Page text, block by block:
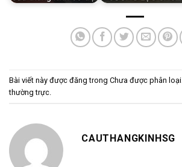
Bài viết này được đăng trong Chưa được phân loại
thường trực
CAUTHANGKINHSG